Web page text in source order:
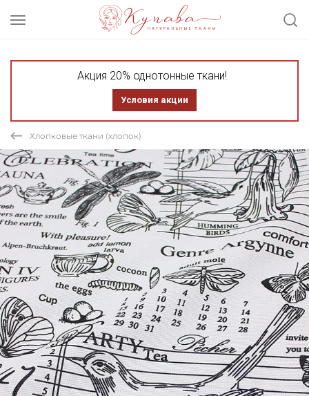
Акция 20% однотонные ткани!
Условия акции
Хлопковые ткани (хлопок)